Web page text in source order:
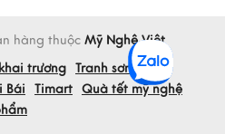
hàng thuộc Mỹ Nghệ Việt
trương Tranh sơn mài
Bái Timart Quà tết mỹ nghệ